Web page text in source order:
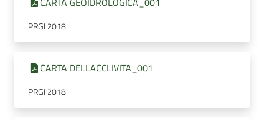
PRGI 2018
CARTA DELLACCLIVITA_001
PRGI 2018